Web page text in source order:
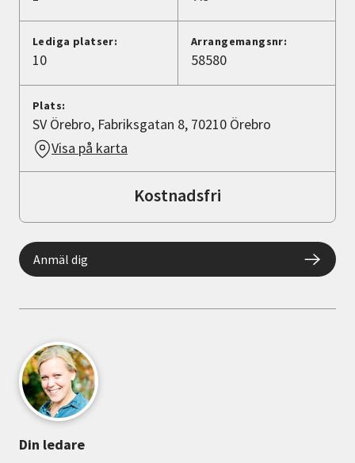
Lediga platser:
10
Arrangemangsnr:
58580
Plats:
SV Örebro, Fabriksgatan 8, 70210 Örebro
Visa på karta
Kostnadsfri
Anmäl dig
Din ledare